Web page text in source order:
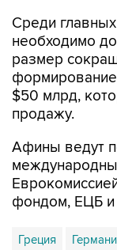
Среди
необходимо
размер
$50 млрд,
продажу.
Афины ведут
фондом, ЕЦБ и
Греция